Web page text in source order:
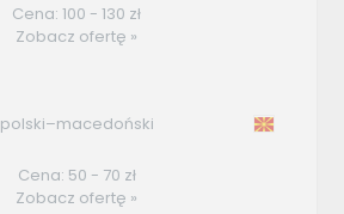
Cena: 100 - 130 zł
Zobacz ofertę »
polski–macedoński
Cena: 50 - 70 zł
Zobacz ofertę »